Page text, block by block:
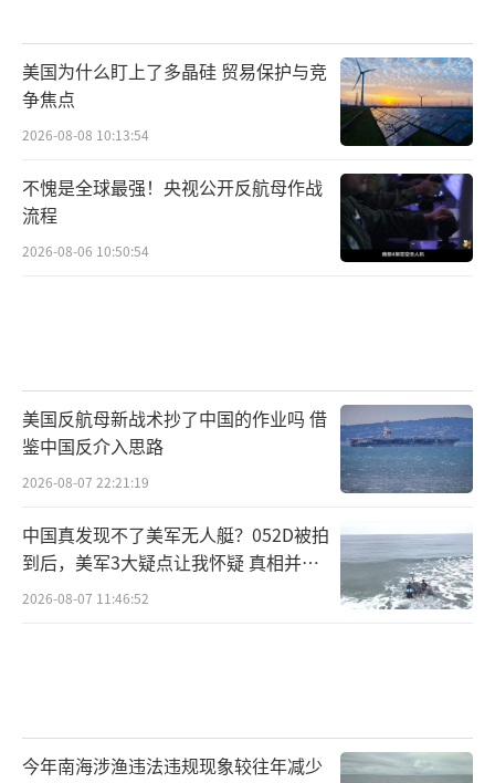
美国为什么盯上了多晶硅 贸易保护与竞
争焦点
2026-08-08 10:13:54
不愧是全球最强！央视公开反航母作战
流程
2026-08-06 10:50:54
美国反航母新战术抄了中国的作业吗 借
鉴中国反介入思路
2026-08-07 22:21:19
中国真发现不了美军无人艇？052D被拍
到后，美军3大疑点让我怀疑 真相并非
如此
2026-08-07 11:46:52
今年南海涉渔违法违规现象较往年减少